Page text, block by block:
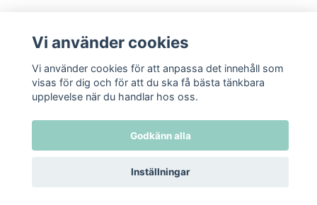
Kontakt
© 2026 Ren Skönhet
Vi använder cookies
Vi använder cookies för att anpassa det innehåll som
visas för dig och för att du ska få bästa tänkbara
upplevelse när du handlar hos oss.
Godkänn alla
Inställningar